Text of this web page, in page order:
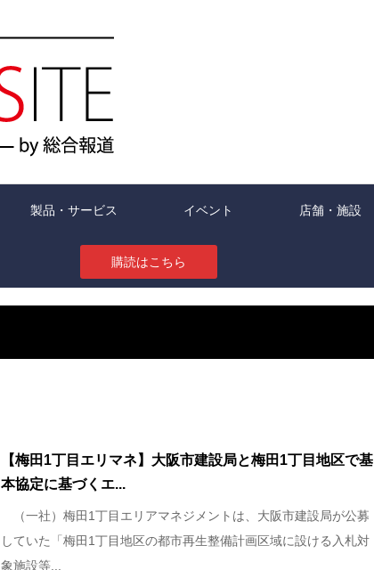
製品・サービス イベント 店舗・施設
購読はこちら
【梅田1丁目エリマネ】大阪市建設局と梅田1丁目地区で基
本協定に基づくエ...
（一社）梅田1丁目エリアマネジメントは、大阪市建設局が公募
していた「梅田1丁目地区の都市再生整備計画区域に設ける入札対
象施設等...